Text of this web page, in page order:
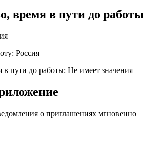
время в пути до работы
: Россия
в пути до работы: Не имеет значения
о приглашениях мгновенно